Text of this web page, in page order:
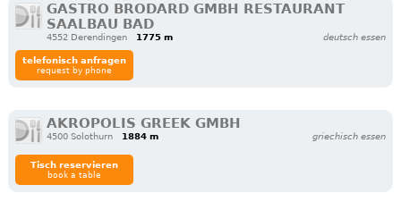
GASTRO BRODARD GMBH RESTAURANT
SAALBAU BAD
4552 Derendingen 1775 m deutsch essen
telefonisch anfragen
request by phone
AKROPOLIS GREEK GMBH
4500 Solothurn 1884 m griechisch essen
Tisch reservieren
book a table